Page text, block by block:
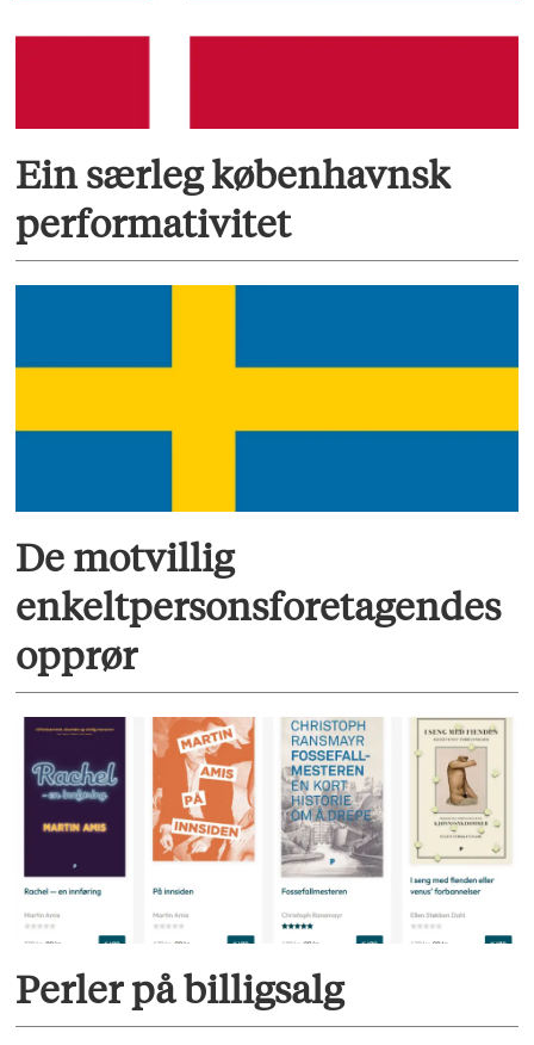
Ein særleg københavnsk
performativitet
De motvillig
enkeltpersonsforetagendes
opprør
Perler på billigsalg